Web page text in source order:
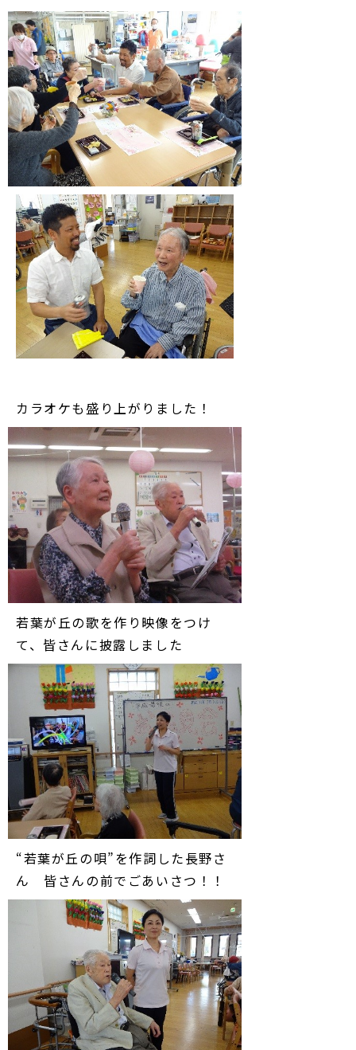
カラオケも盛り上がりました！
若葉が丘の歌を作り映像をつけ
て、皆さんに披露しました
“若葉が丘の唄”を作詞した長野さ
ん 皆さんの前でごあいさつ！！